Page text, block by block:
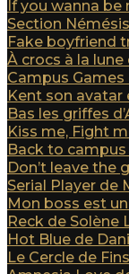
If you wanna be
Section
Fake boyfriend
À crocs à la
Campus
Kent son avatar
Bas les griffes
Kiss me, Fight
Back to campus
Don’t leave the
Serial Player de
Mon boss est
Reck de Solène
Hot Blue de
Le Cercle de